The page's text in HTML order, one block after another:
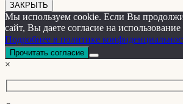
ЗАКРЫТЬ
Мы используем cookie. Если Вы
сайт, Вы даете согласие на
Подробнее в политике
Прочитать согласие
×